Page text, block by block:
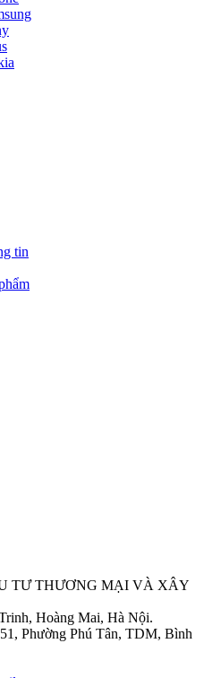
tin
TƯ THƯƠNG MẠI VÀ XÂY
Hoàng Mai, Hà Nội.
Phường Phú Tân, TDM, Bình